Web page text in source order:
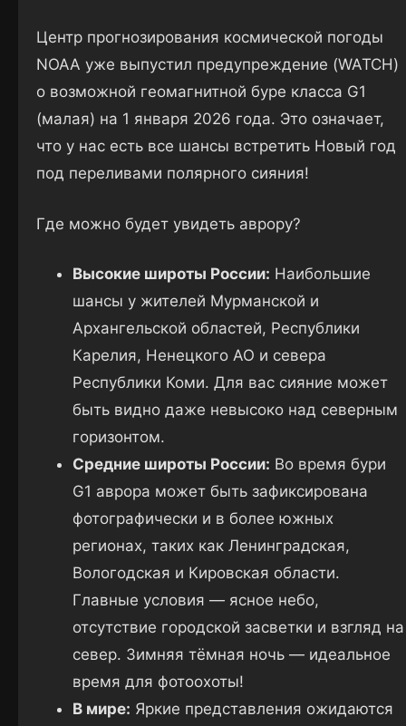
Центр прогнозирования космической погоды
NOAA уже выпустил предупреждение (WATCH)
о возможной геомагнитной буре класса G1
(малая) на 1 января 2026 года. Это означает,
что у нас есть все шансы встретить Новый год
под переливами полярного сияния!
Где можно будет увидеть аврору?
Высокие широты России: Наибольшие
шансы у жителей Мурманской и
Архангельской областей, Республики
Карелия, Ненецкого АО и севера
Республики Коми. Для вас сияние может
быть видно даже невысоко над северным
горизонтом.
Средние широты России: Во время бури
G1 аврора может быть зафиксирована
фотографически и в более южных
регионах, таких как Ленинградская,
Вологодская и Кировская области.
Главные условия — ясное небо,
отсутствие городской засветки и взгляд на
север. Зимняя тёмная ночь — идеальное
время для фотоохоты!
В мире: Яркие представления ожидаются